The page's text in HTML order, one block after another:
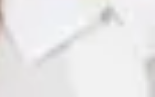
schimpf@ahg-mobile.de
Kontakt speichern